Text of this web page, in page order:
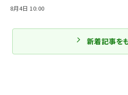
8月4日 10:00
新着記事を